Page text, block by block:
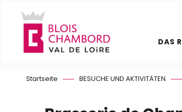
contenu
principal
DAS
Startseite BESUCHE UND AKTIVITÄTEN